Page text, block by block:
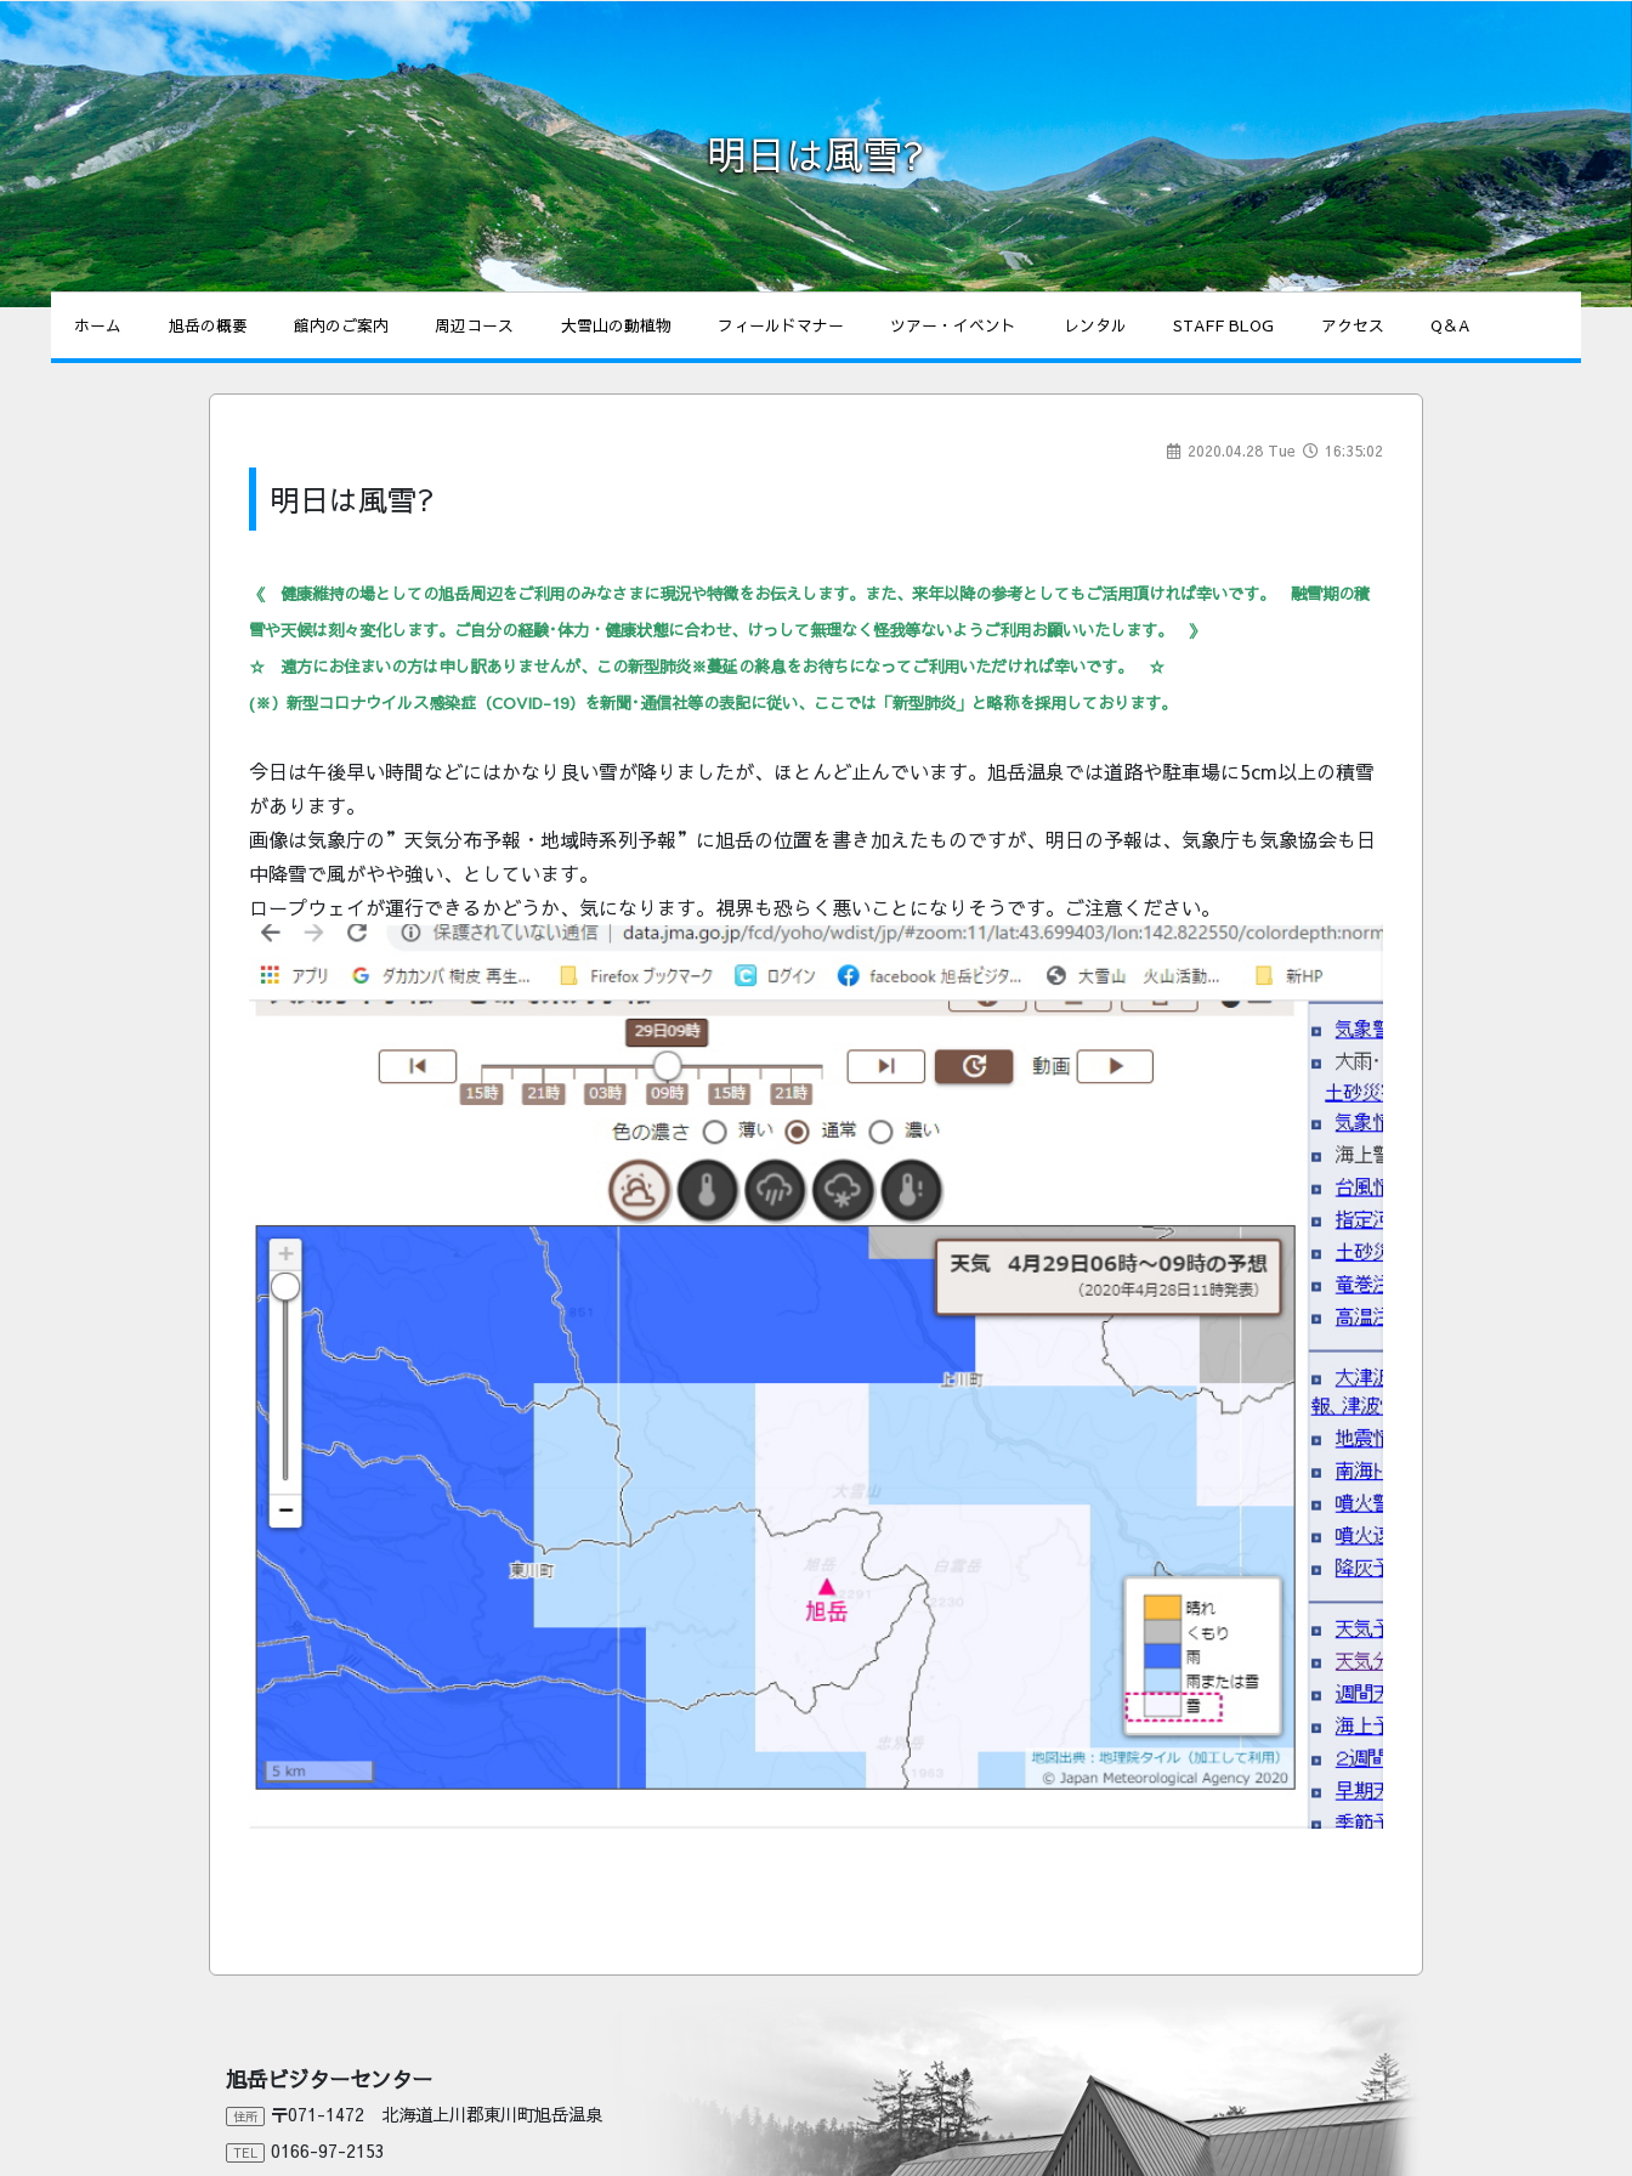
明日は風雪?
ホーム 旭岳の概要 館内のご案内 周辺コース 大雪山の動植物 フィールドマナー ツアー・イベント レンタル STAFF BLOG アクセス Q＆A
2020.04.28 Tue 16:35:02
明日は風雪?
《 健康維持の場としての旭岳周辺をご利用のみなさまに現況や特徴をお伝えします。また、来年以降の参考としてもご活用頂ければ幸いです。
融雪期の積
雪や天候は刻々変化します。ご自分の経験･体力・健康状態に合わせ、けっして無理なく怪我等ないようご利用お願いいたします。 》
☆ 遠方にお住まいの方は申し訳ありませんが、この新型肺炎※蔓延の終息をお待ちになってご利用いただければ幸いです。 ☆
(※）新型コロナウイルス感染症（COVID-19）を新聞･通信社等の表記に従い、ここでは「新型肺炎」と略称を採用しております。
今日は午後早い時間などにはかなり良い雪が降りましたが、ほとんど止んでいます。旭岳温泉では道路や駐車場に5cm以上の積雪
があります。
画像は気象庁の”天気分布予報・地域時系列予報”に旭岳の位置を書き加えたものですが、明日の予報は、気象庁も気象協会も日
中降雪で風がやや強い、としています。
ロープウェイが運行できるかどうか、気になります。視界も恐らく悪いことになりそうです。ご注意ください。
旭岳ビジターセンター
住所 〒071-1472 北海道上川郡東川町旭岳温泉
TEL
0166-97-2153